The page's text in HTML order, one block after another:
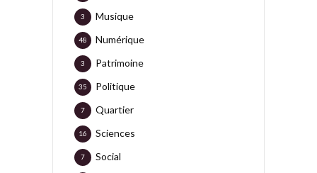
Musique
3
Numérique
48
Patrimoine
3
Politique
35
Quartier
7
Sciences
16
Social
7